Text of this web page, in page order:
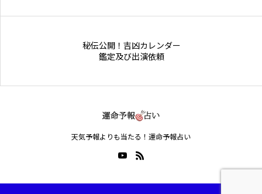
秘伝公開！吉凶カレンダー
鑑定及び出演依頼
天気予報よりも当たる！運命予報占い